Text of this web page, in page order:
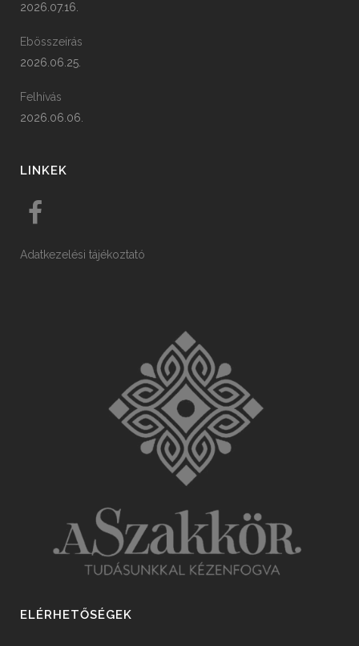
2026.07.16.
Ebösszeírás
2026.06.25.
Felhívás
2026.06.06.
LINKEK
Adatkezelési tájékoztató
ELÉRHETŐSÉGEK